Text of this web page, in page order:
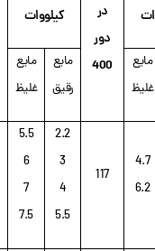
در
دور
400
کیلووات
مایع
غلیظ
مایع
رقیق
مایع
غلیظ
4.7
6.2
117
2.2
3
4
5.5
5.5
6
7
7.5